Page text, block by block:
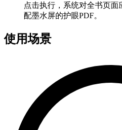
点击执行，系统对全书页
配墨水屏的护眼PDF。
使用场景